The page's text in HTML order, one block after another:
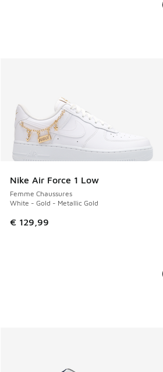
Nike Air Force 1 Low
Femme Chaussures
White - Gold - Metallic Gold
€ 129,99